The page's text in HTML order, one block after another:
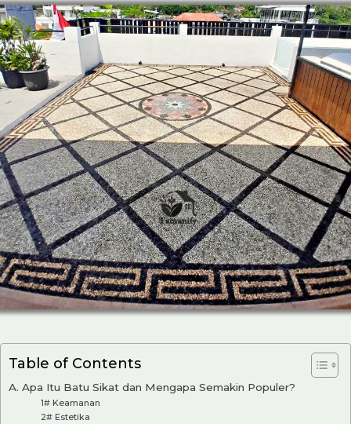
Table of Contents
A. Apa Itu Batu Sikat dan Mengapa Semakin Populer?
1# Keamanan
2# Estetika